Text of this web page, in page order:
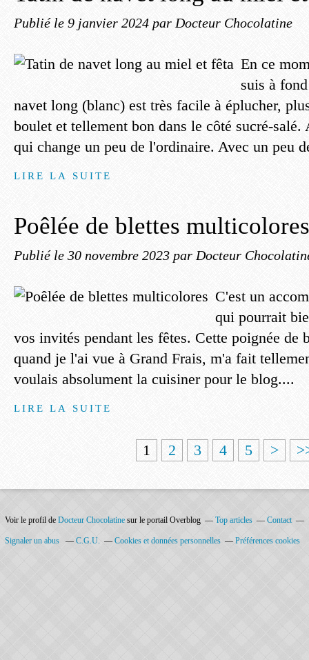
Publié le 9 janvier 2024 par Docteur Chocolatine
En ce
suis à
navet long (blanc) est très facile à éplucher,
boulet et tellement bon dans le côté sucré-
qui change un peu de l'ordinaire. Avec un peu
LIRE LA SUITE
Poêlée de blettes multicolores
Publié le 30 novembre 2023 par Docteur
C'est un
qui pourrait
vos invités pendant les fêtes. Cette poignée de
quand je l'ai vue à Grand Frais, m'a fait
voulais absolument la cuisiner pour le blog....
LIRE LA SUITE
1 2 3 4 5 >
Voir le profil de Docteur Chocolatine sur le portail Overblog Top articles Contact
Signaler un abus C.G.U. Cookies et données personnelles Préférences cookies